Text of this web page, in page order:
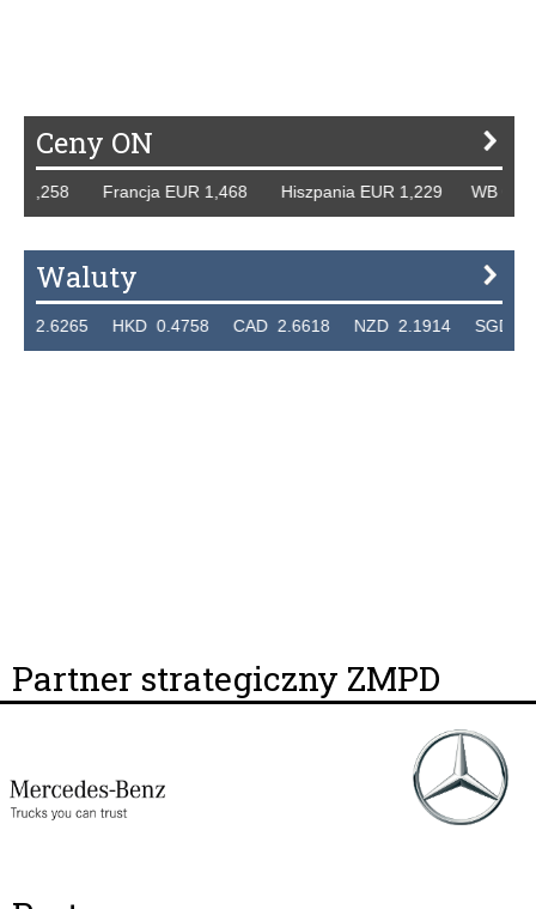
Ceny ON
Francja EUR 1,468 Hiszpania EUR 1,229 WB GBP
Waluty
HKD 0.4758 CAD 2.6618 NZD 2.1914 SGD
Partner strategiczny ZMPD